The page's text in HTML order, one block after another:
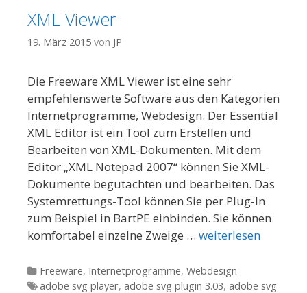
XML Viewer
19. März 2015 von JP
Die Freeware XML Viewer ist eine sehr
empfehlenswerte Software aus den Kategorien
Internetprogramme, Webdesign. Der Essential
XML Editor ist ein Tool zum Erstellen und
Bearbeiten von XML-Dokumenten. Mit dem
Editor „XML Notepad 2007“ können Sie XML-
Dokumente begutachten und bearbeiten. Das
Systemrettungs-Tool können Sie per Plug-In
zum Beispiel in BartPE einbinden. Sie können
komfortabel einzelne Zweige … weiterlesen
Kategorien
Freeware, Internetprogramme, Webdesign
Tags
adobe svg player, adobe svg plugin 3.03, adobe svg